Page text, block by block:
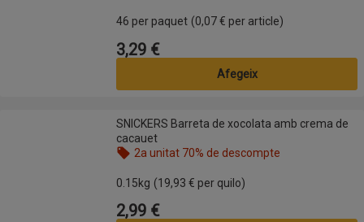
46 per paquet (0,07 € per article)
Preu
3,29 €
Afegeix
SNICKERS Barreta de xocolata amb crema de cacauet
SNICKERS Barreta de xocolata amb crema de
cacauet
2a unitat 70% de descompte
0.15kg (19,93 € per quilo)
Preu
2,99 €